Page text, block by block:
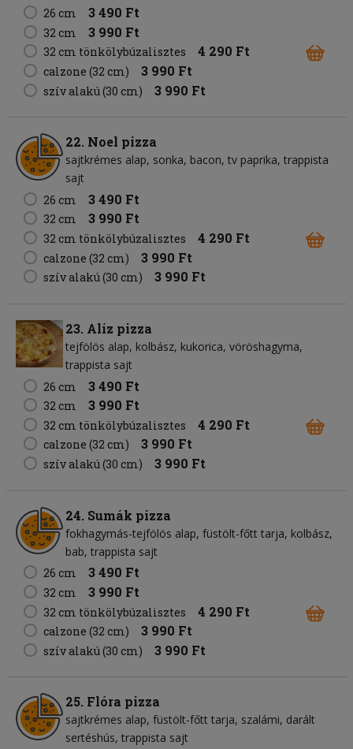
26 cm
3 490 Ft
32 cm 3 990 Ft
32 cm tönkölybúzalisztes 4 290 Ft
calzone (32 cm) 3 990 Ft
szív alakú (30 cm) 3 990 Ft
22. Noel pizza
sajtkrémes alap sonka bacon tv paprika trappista
sajt
26 cm
3 490 Ft
32 cm 3 990 Ft
32 cm tönkölybúzalisztes 4 290 Ft
calzone (32 cm) 3 990 Ft
szív alakú (30 cm) 3 990 Ft
23. Alíz pizza
tejfölös alap kolbász kukorica vöröshagyma
trappista sajt
26 cm
3 490 Ft
32 cm 3 990 Ft
32 cm tönkölybúzalisztes 4 290 Ft
calzone (32 cm) 3 990 Ft
szív alakú (30 cm) 3 990 Ft
24. Sumák pizza
fokhagymás-tejfölös alap füstölt-főtt tarja kolbász
bab trappista sajt
26 cm
3 490 Ft
32 cm 3 990 Ft
32 cm tönkölybúzalisztes 4 290 Ft
calzone (32 cm) 3 990 Ft
szív alakú (30 cm) 3 990 Ft
25. Flóra pizza
sajtkrémes alap füstölt-főtt tarja szalámi darált
sertéshús trappista sajt